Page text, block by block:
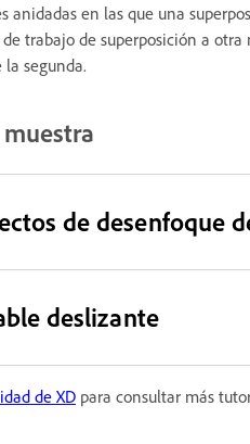
anidadas en las que una
trabajo de superposición a
segunda.
de desenfoque
deslizante
de XD para consultar más